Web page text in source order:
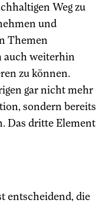
Weg zu
und
Themen
auch weiterhin
zu können.
gar nicht mehr
sondern bereits
Das dritte Element
entscheidend, die